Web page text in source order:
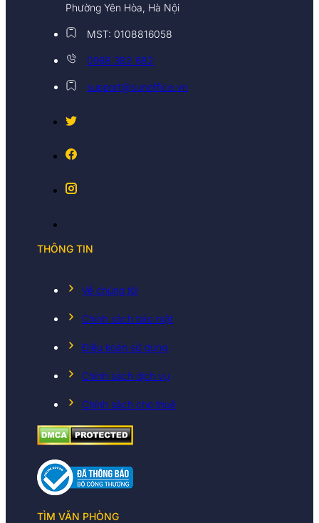
Phường Yên Hòa, Hà Nội
MST: 0108816058
0968 382 682
support@sunoffice.vn
THÔNG TIN
Về chúng tôi
Chính sách bảo mật
Điều koản sử dụng
Chính sách dịch vụ
Chính sách cho thuê
TÌM VĂN PHÒNG